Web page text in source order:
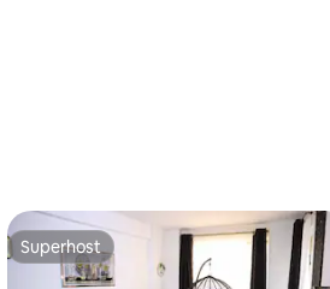
média de 5, 16 avaliações
Superhost
Superhost